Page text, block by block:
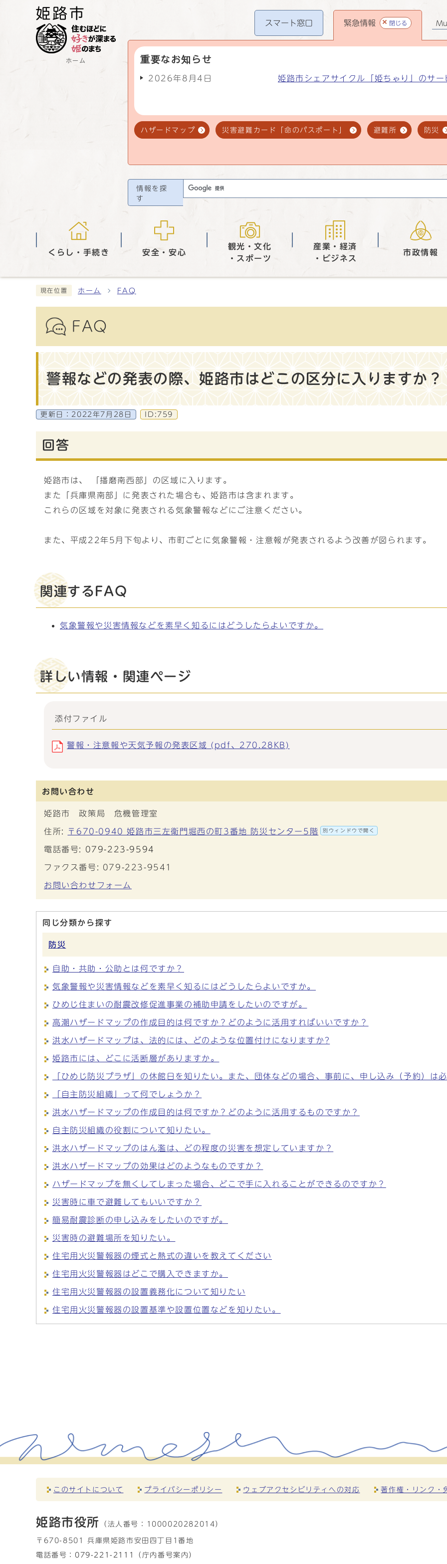
ホーム
スマート窓口 緊急情報 閉じる
重要なお知らせ
2026年8月4日 姫路市シェアサイクル「姫ちゃり」のサ
ハザードマップ 災害避難カード「命のパスポート」 避難所 防災
情報を探
す
くらし・手続き 安全・安心
観光・文化
・スポーツ
産業・経済
・ビジネス
市政情報
現在位置 ホーム FAQ
FAQ
警報などの発表の際、姫路市はどこの区分に入りますか？
更新日： 2022年7月28日 ID:759
回答
姫路市は、 「播磨南西部」の区域に入ります。
また「兵庫県南部」に発表された場合も、姫路市は含まれます。
これらの区域を対象に発表される気象警報などにご注意ください。
また、平成22年5月下旬より、市町ごとに気象警報・注意報が発表されるよう改善が図られます。
関連するFAQ
気象警報や災害情報などを素早く知るにはどうしたらよいですか。
詳しい情報・関連ページ
添付ファイル
警報・注意報や天気予報の発表区域 (pdf、270.28KB)
お問い合わせ
姫路市 政策局 危機管理室
住所: 〒670-0940 姫路市三左衛門堀西の町3番地 防災センター5階 別ウィンドウで開く
電話番号: 079-223-9594
ファクス番号: 079-223-9541
お問い合わせフォーム
同じ分類から探す
防災
自助・共助・公助とは何ですか？
気象警報や災害情報などを素早く知るにはどうしたらよいですか。
ひめじ住まいの耐震改修促進事業の補助申請をしたいのですが。
高潮ハザードマップの作成目的は何ですか？どのように活用すればいいですか？
洪水ハザードマップは、法的には、どのような位置付けになりますか?
姫路市には、どこに活断層がありますか。
「ひめじ防災プラザ」の休館日を知りたい。また、団体などの場合、事前に、申し込み（予約）は必
「自主防災組織」って何でしょうか？
洪水ハザードマップの作成目的は何ですか？どのように活用するものですか？
自主防災組織の役割について知りたい。
洪水ハザードマップのはん濫は、どの程度の災害を想定していますか？
洪水ハザードマップの効果はどのようなものですか？
ハザードマップを無くしてしまった場合、どこで手に入れることができるのですか？
災害時に車で避難してもいいですか？
簡易耐震診断の申し込みをしたいのですが。
災害時の避難場所を知りたい。
住宅用火災警報器の煙式と熱式の違いを教えてください
住宅用火災警報器はどこで購入できますか。
住宅用火災警報器の設置義務化について知りたい
住宅用火災警報器の設置基準や設置位置などを知りたい。
このサイトについて プライバシーポリシー ウェブアクセシビリティへの対応 著作権・リンク・
姫路市役所 （法人番号： 1000020282014）
〒670-8501 兵庫県姫路市安田四丁目1番地
電話番号： 079-221-2111 （庁内番号案内）